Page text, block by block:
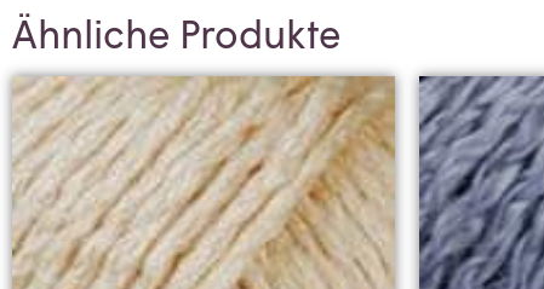
Ähnliche Produkte